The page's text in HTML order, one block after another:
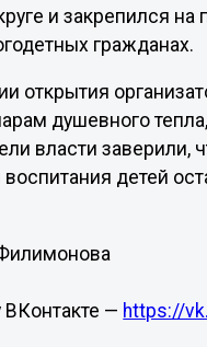
и закрепился
гражданах.
открытия
душевного
власти заверили,
детей
— https://